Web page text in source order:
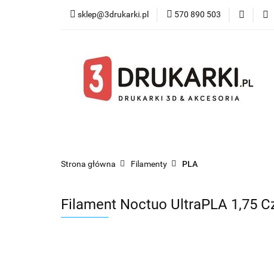
sklep@3drukarki.pl 570 890 503
Blog
Strona główna Filamenty PLA
Filament Noctuo UltraPLA 1,75